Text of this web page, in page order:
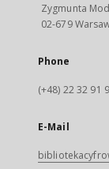
Zygmunta
02-679
Phone
(+48) 22 32 91
E-Mail